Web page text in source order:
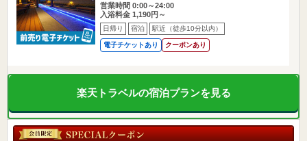
営業時間 0:00～24:00
入浴料金 1,190円～
日帰り 宿泊 駅近（徒歩10分以内）
電子チケットあり クーポンあり
楽天トラベルの宿泊プランを見る